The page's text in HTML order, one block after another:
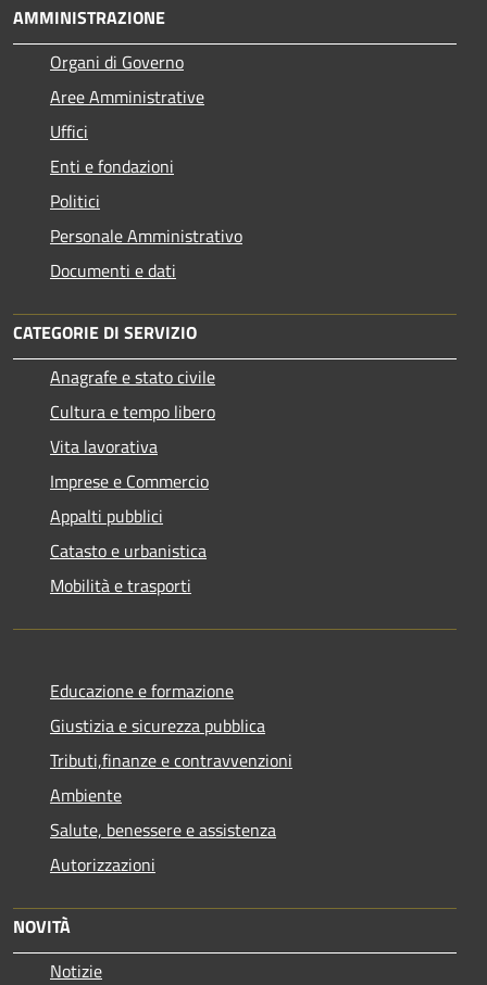
AMMINISTRAZIONE
Organi di Governo
Aree Amministrative
Uffici
Enti e fondazioni
Politici
Personale Amministrativo
Documenti e dati
CATEGORIE DI SERVIZIO
Anagrafe e stato civile
Cultura e tempo libero
Vita lavorativa
Imprese e Commercio
Appalti pubblici
Catasto e urbanistica
Mobilità e trasporti
Educazione e formazione
Giustizia e sicurezza pubblica
Tributi,finanze e contravvenzioni
Ambiente
Salute, benessere e assistenza
Autorizzazioni
NOVITÀ
Notizie